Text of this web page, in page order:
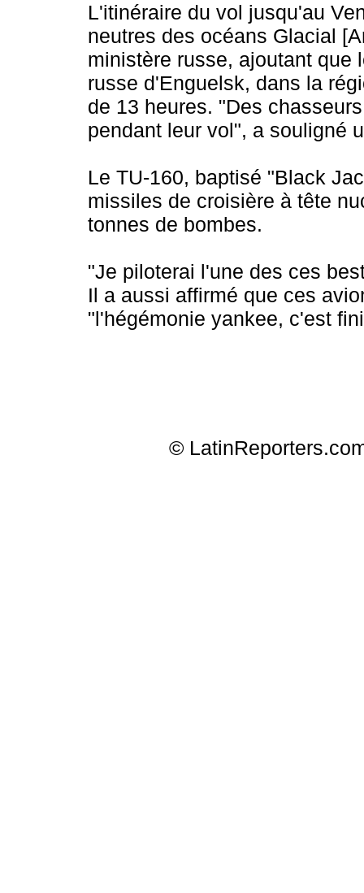
L'itinéraire du vol jusqu'au
neutres des océans Glacial
ministère russe, ajoutant que
russe d'Enguelsk, dans la
de 13 heures. "Des
pendant leur vol", a souligné
Le TU-160, baptisé "Black
missiles de croisière à tête
tonnes de bombes.
"Je piloterai l'une des ces
Il a aussi affirmé que ces
"l'hégémonie yankee, c'est
©